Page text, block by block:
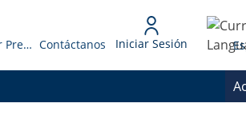
Solicitar Presupuesto Contáctanos Iniciar Sesión